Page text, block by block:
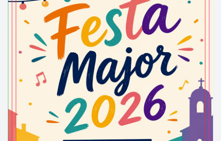
en biblioteca La façana té una portalada decorada
amb relleus escultòrics: capitells pseudo-corintis,
una fornícula central amb la imatge de Santa
Eugènia i, a banda i banda, unes grans gerres. A
la llinda hi ha un escut amb l'emblema d'una torre.
Corona l’edifici un rosetó. Sobre la fornícula la data
1778. El campanar, a l'esquerra, és de planta
quadrangular amb un pis amb arcades de mig punt.